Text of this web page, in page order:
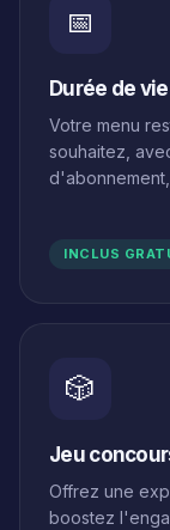
📅
Durée de
Votre menu
souhaitez,
INCLUS
🎲
Jeu
Offrez une
boostez